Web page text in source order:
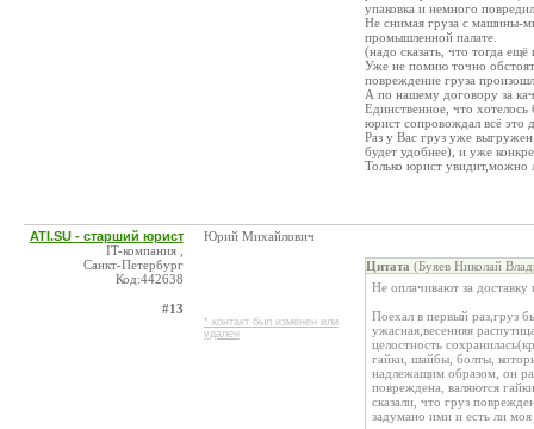
упаковка и немного
Не снимая груза с машины-
промышленной палате.
(надо сказать, что тогда
Уже не помню точно
повреждение груза
А по нашему договору за
Единственное, что хотелось
юрист сопровождал всё это
Раз у Вас груз уже
будет удобнее), и уже
Только юрист увидит,можно
ATI.SU - старший юрист
IT-компания ,
Санкт-Петербург
Код:442638
#13
Юрий Михайлович
* контакт был изменен или
удален
Цитата (Буяев Николай
Не оплачивают за доставку
Поехал в первый раз,груз
ужасная,весенняя
целостность
гайки, шайбы, болты,
надлежащим образом, он
повреждена, валяются
сказали, что груз
задумано ими и есть ли моя